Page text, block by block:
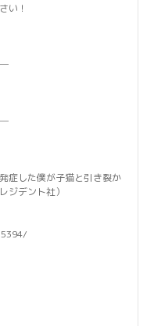
い！
症した僕が子猫と引き裂か
ジデント社）